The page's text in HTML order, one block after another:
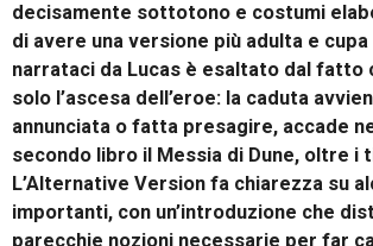
decisamente sottotono e costumi
di avere una versione più adulta e
narrataci da Lucas è esaltato dal fatto
solo l’ascesa dell’eroe: la caduta
annunciata o fatta presagire, accade
secondo libro il Messia di Dune, oltre i
L’Alternative Version fa chiarezza su
importanti, con un’introduzione che
parecchie nozioni necessarie per far